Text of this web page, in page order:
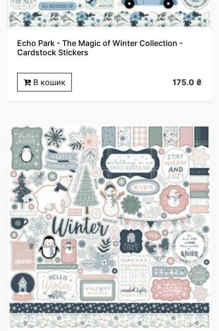
Echo Park - The Magic of Winter Collection -
Cardstock Stickers
В кошик 175.0 ₴